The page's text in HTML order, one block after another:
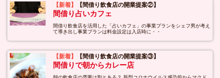
【新着】 【間借り飲食店の開業提案②】
間借り占いカフェ
間借り飲食店を活用した「占いカフェ」の事業プランをシェフ男が考え
て導き出し事業プランは料金設定は入店時に・・
【新着】 【間借り飲食店の開業提案③】
間借りで朝からカレー店